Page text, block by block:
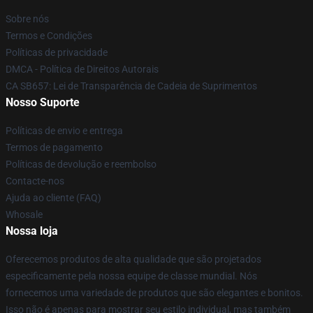
Sobre nós
Termos e Condições
Políticas de privacidade
DMCA - Política de Direitos Autorais
CA SB657: Lei de Transparência de Cadeia de Suprimentos
Nosso Suporte
Políticas de envio e entrega
Termos de pagamento
Políticas de devolução e reembolso
Contacte-nos
Ajuda ao cliente (FAQ)
Whosale
Nossa loja
Oferecemos produtos de alta qualidade que são projetados
especificamente pela nossa equipe de classe mundial. Nós
fornecemos uma variedade de produtos que são elegantes e bonitos.
Isso não é apenas para mostrar seu estilo individual, mas também